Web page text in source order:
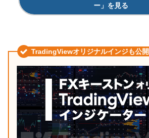
ー」を見る
TradingViewオリジナルインジも公開